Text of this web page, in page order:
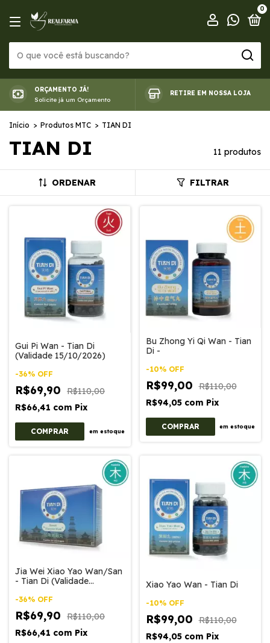
0
ORÇAMENTO JÁ!
Solicite já um Orçamento
RETIRE EM NOSSA LOJA
Início > Produtos MTC > TIAN DI
TIAN DI 11 produtos
ORDENAR FILTRAR
Gui Pi Wan - Tian Di
(Validade 15/10/2026)
-36% OFF
R$69,90
R$110,00
R$66,41 com Pix
em estoque
Bu Zhong Yi Qi Wan - Tian
Di -
-10% OFF
R$99,00 R$110,00
R$94,05 com Pix
em estoque
Jia Wei Xiao Yao Wan/San
- Tian Di (Validade
-36% OFF
R$69,90
R$110,00
R$66,41 com Pix
Xiao Yao Wan - Tian Di
-10% OFF
R$99,00 R$110,00
R$94,05 com Pix